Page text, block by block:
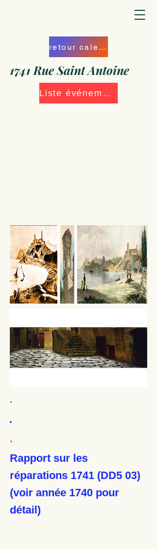
retour calendrier
1741 Rue Saint Antoine
Liste événements
.
.
.
Rapport sur les
réparations 1741 (DD5 03)
(voir année 1740 pour
détail)